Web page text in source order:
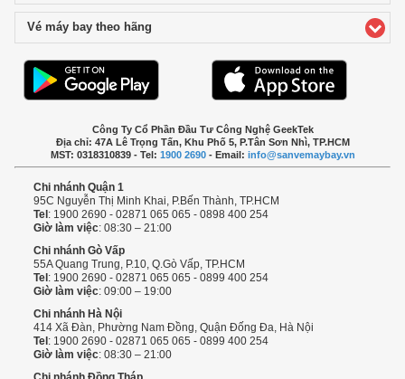
Vé máy bay theo hãng
Công Ty Cổ Phần Đầu Tư Công Nghệ GeekTek
Địa chỉ: 47A Lê Trọng Tấn, Khu Phố 5, P.Tân Sơn Nhì, TP.HCM
MST: 0318310839 - Tel: 1900 2690- Email: info@sanvemaybay.vn
Chi nhánh Quận 1
95C Nguyễn Thị Minh Khai, P.Bến Thành, TP.HCM
Tel : 1900 2690 - 02871 065 065 - 0898 400 254
Giờ làm việc: 08:30 – 21:00
Chi nhánh Gò Vấp
55A Quang Trung, P.10, Q.Gò Vấp, TP.HCM
Tel : 1900 2690 - 02871 065 065 - 0899 400 254
Giờ làm việc: 09:00 – 19:00
Chi nhánh Hà Nội
414 Xã Đàn, Phường Nam Đồng, Quận Đống Đa, Hà Nội
Tel : 1900 2690 - 02871 065 065 - 0899 400 254
Giờ làm việc: 08:30 – 21:00